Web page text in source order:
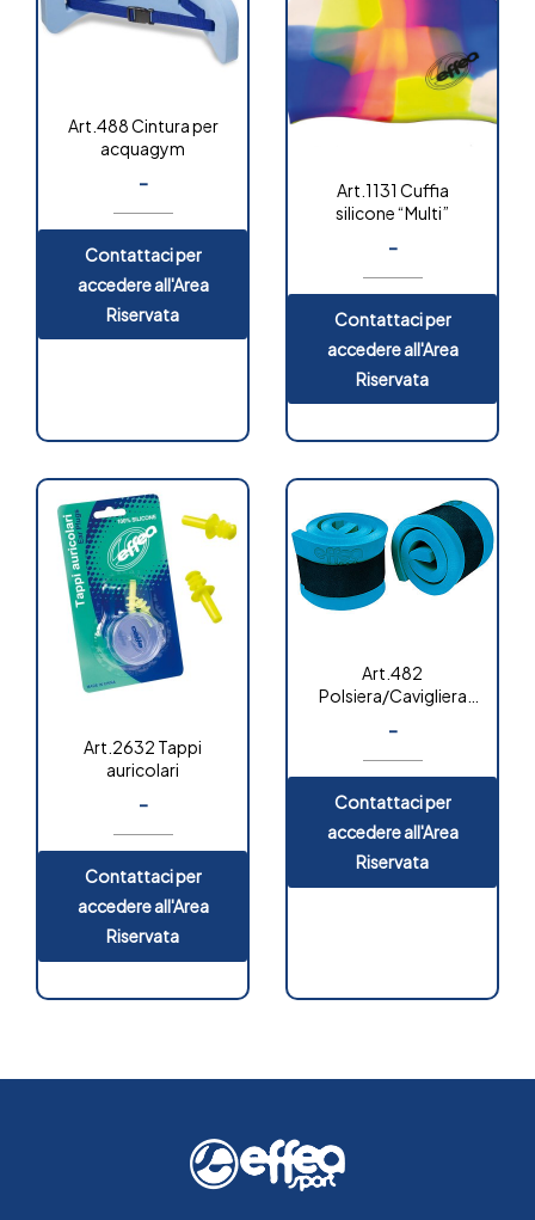
Art.488 Cintura per
acquagym
-
Contattaci per
accedere all'Area
Riservata
Art.1131 Cuffia
silicone “Multi”
-
Contattaci per
accedere all'Area
Riservata
STOCK
Art.2632 Tappi
auricolari
-
Contattaci per
accedere all'Area
Riservata
Art.482
Polsiera/Cavigliera
-
Contattaci per
accedere all'Area
Riservata